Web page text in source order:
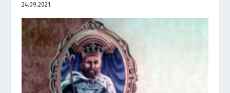
24.09.2021.